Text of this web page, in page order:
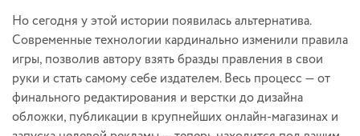
Но сегодня у этой истории появилась альтернатива.
Современные технологии кардинально изменили правила
игры, позволив автору взять бразды правления в свои
руки и стать самому себе издателем. Весь процесс — от
финального редактирования и верстки до дизайна
обложки, публикации в крупнейших онлайн-магазинах и